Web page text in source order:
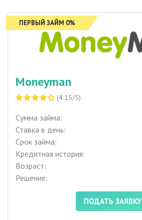
ПЕРВЫЙ ЗАЙМ 0%
Moneyman
(4.15/5)
Сумма займа:
Ставка в день:
Срок займа:
Кредитная история:
Возраст:
Решение:
ПОДАТЬ ЗАЯВКУ